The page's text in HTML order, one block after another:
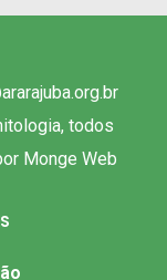
todos
Monge Web